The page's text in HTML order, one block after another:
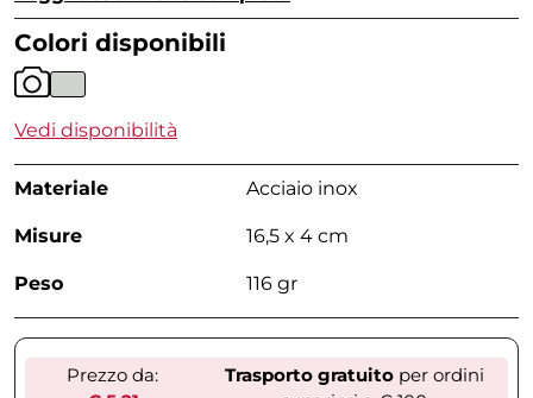
Colori disponibili
Vedi disponibilità
Materiale Acciaio inox
Misure 16,5 x 4 cm
Peso 116 gr
Prezzo da:
Trasporto gratuitoper ordini